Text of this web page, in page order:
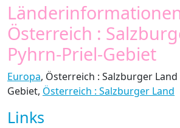
Österreich :
Pyhrn-Priel-Gebiet
Europa, Österreich : Salzburger
Gebiet, Österreich : Salzburger Land
Links